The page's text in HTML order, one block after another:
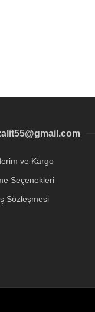
ve Kargo
Seçenekleri
Sözleşmesi